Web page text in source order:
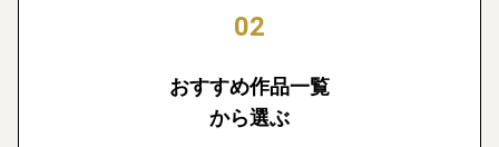
02
おすすめ作品一覧
から選ぶ